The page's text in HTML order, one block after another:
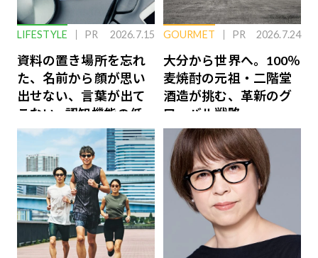
LIFESTYLE PR 2026.7.15
資料の置き場所を忘れ
た、名前から顔が思い
出せない、言葉が出て
こない…認知機能の低
下を救う、脳のインナ
ーケアとは
GOURMET PR 2026.7.24
大分から世界へ。100％
麦焼酎の元祖・二階堂
酒造が挑む、革新のグ
ローバル戦略